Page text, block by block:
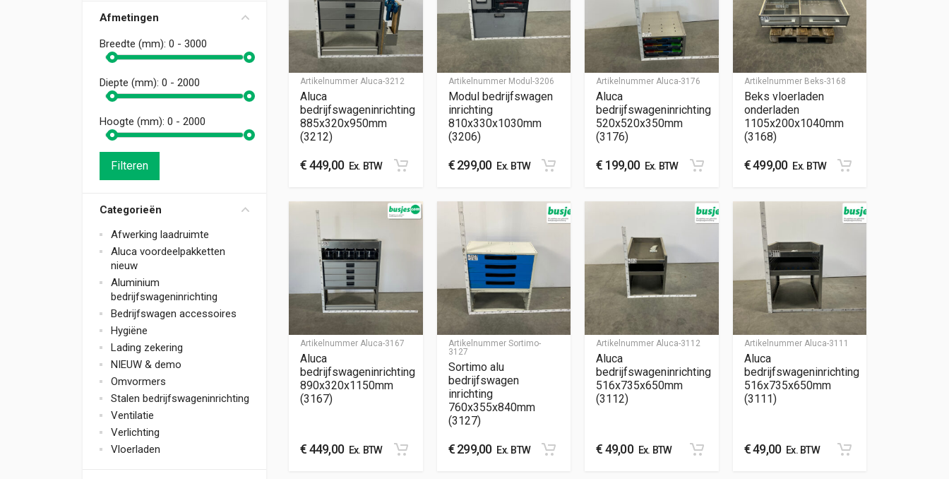
Afmetingen
Breedte (mm): 0 - 3000
Diepte (mm): 0 - 2000
Hoogte (mm): 0 - 2000
Filteren
Categorieën
Afwerking laadruimte
Aluca voordeelpakketten
nieuw
Aluminium
bedrijfswageninrichting
Bedrijfswagen accessoires
Hygiëne
Lading zekering
NIEUW & demo
Omvormers
Stalen bedrijfswageninrichting
Ventilatie
Verlichting
Vloerladen
Artikelnummer Aluca-3212
Aluca
bedrijfswageninrichting
885x320x950mm
(3212)
€449,00Ex. BTW
Artikelnummer Modul-3206
Modul bedrijfswagen
inrichting
810x330x1030mm
(3206)
€299,00Ex. BTW
Artikelnummer Aluca-3176
Aluca
bedrijfswageninrichting
520x520x350mm
(3176)
€ 199,00Ex. BTW
Artikelnummer Beks-3168
Beks vloerladen
onderladen
1105x200x1040mm
(3168)
€499,00Ex. BTW
Artikelnummer Aluca-3167
Aluca
bedrijfswageninrichting
890x320x1150mm
(3167)
€449,00Ex. BTW
Artikelnummer Sortimo-
3127
Sortimo alu
bedrijfswagen
inrichting
760x355x840mm
(3127)
€299,00Ex. BTW
Artikelnummer Aluca-3112
Aluca
bedrijfswageninrichting
516x735x650mm
(3112)
€49,00Ex. BTW
Artikelnummer Aluca-3111
Aluca
bedrijfswageninrichting
516x735x650mm
(3111)
€49,00Ex. BTW